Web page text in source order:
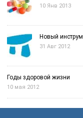
10 Янв 2013
Новый
31 Авг 2012
Годы здоровой жизни
10 мая 2012